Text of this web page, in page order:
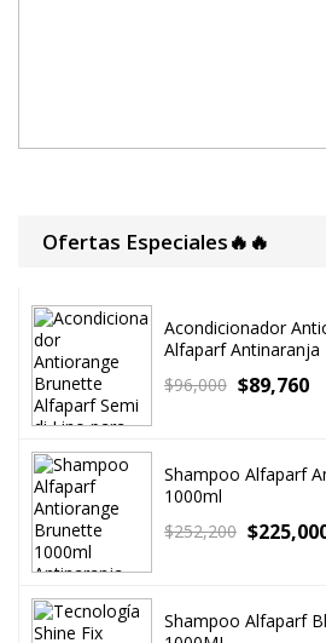
Ofertas Especiales🔥🔥
Acondicionador
Alfaparf Antinaranja
$96,000 $89,760
Shampoo Alfaparf
1000ml
$252,200 $
Shampoo Alfaparf